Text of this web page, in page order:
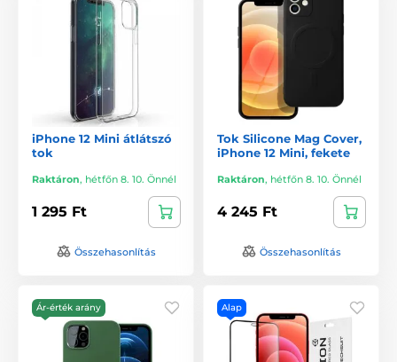
iPhone 12 Mini átlátszó
tok
Raktáron, hétfőn 8. 10. Önnél
1 295 Ft
Összehasonlítás
Tok Silicone Mag Cover,
iPhone 12 Mini, fekete
Raktáron, hétfőn 8. 10. Önnél
4 245 Ft
Összehasonlítás
Ár-érték arány Alap